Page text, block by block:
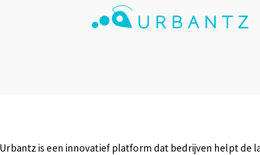
Urbantz is een innovatief platform dat bedrijven helpt de